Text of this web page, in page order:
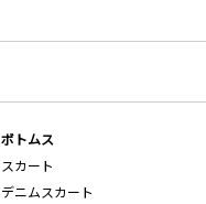
ボトムス
スカート
デニムスカート